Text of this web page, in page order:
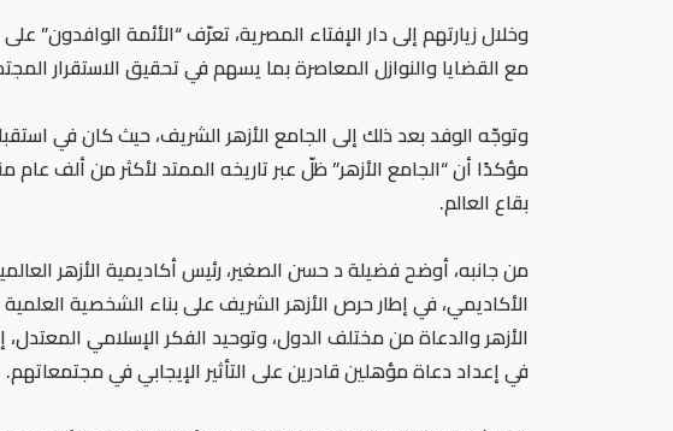
وخلال زيارتهم إلى دار الإفتاء المصرية، تعرّف “الأئمة الوافدون”
مع القضايا والنوازل المعاصرة بما يسهم في تحقيق الاستقرار
وتوجّه الوفد بعد ذلك إلى الجامع الأزهر الشريف، حيث كان في
مؤكدًا أن “الجامع الأزهر” ظلّ عبر تاريخه الممتد لأكثر من ألف
بقاع العالم.
من جانبه، أوضح فضيلة د حسن الصغير، رئيس أكاديمية الأزهر
الأكاديمي، في إطار حرص الأزهر الشريف على بناء الشخصية
الأزهر والدعاة من مختلف الدول، وتوحيد الفكر الإسلامي
في إعداد دعاة مؤهلين قادرين على التأثير الإيجابي في مجتمعاتهم.